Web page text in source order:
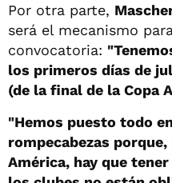
Por otra parte,
será el mecanismo
convocatoria:
los primeros días de
(de la final de la Copa
"Hemos puesto todo
rompecabezas
América, hay que